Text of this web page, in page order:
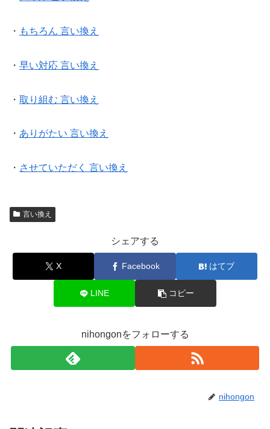
・ もちろん 言い換え
・ 早い対応 言い換え
・ 取り組む 言い換え
・ ありがたい 言い換え
・ させていただく 言い換え
言い換え
シェアする
X Facebook はてブ
LINE コピー
nihongonをフォローする
nihongon